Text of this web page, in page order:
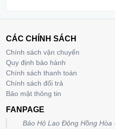
CÁC CHÍNH SÁCH
Chính sách vận chuyển
Quy định bảo hành
Chính sách thanh toán
Chính sách đổi trả
Bảo mật thông tin
FANPAGE
Bảo Hộ Lao Động Hồng